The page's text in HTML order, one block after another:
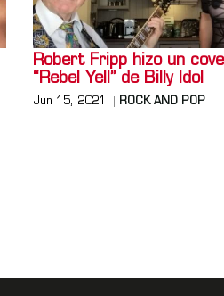
Robert Fripp hizo un
“Rebel Yell” de Billy Idol
Jun 15, 2021 ROCK AND POP